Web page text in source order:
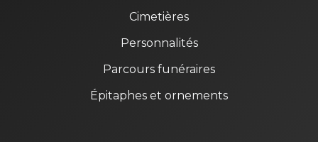
Cimetières
Personnalités
Parcours funéraires
Épitaphes et ornements